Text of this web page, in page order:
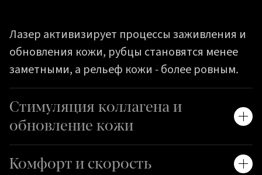
Лазер активизирует процессы заживления и
обновления кожи, рубцы становятся менее
заметными, а рельеф кожи - более ровным.
Стимуляция коллагена и
обновление кожи
Комфорт и скорость